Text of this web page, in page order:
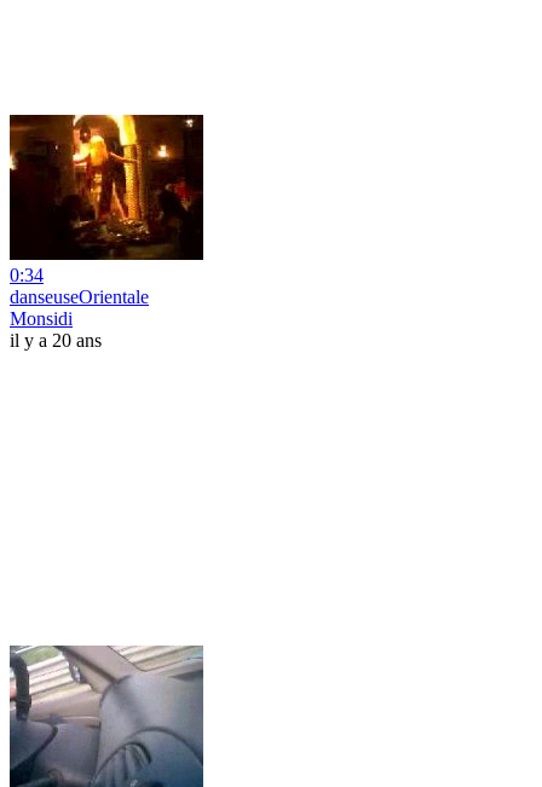
0:34
danseuseOrientale
Monsidi
il y a 20 ans